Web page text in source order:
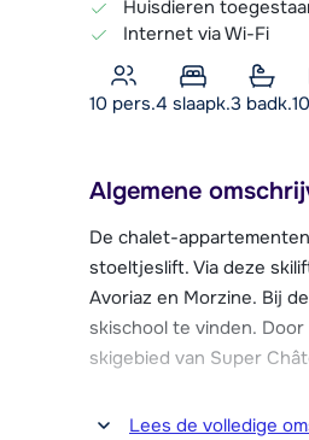
Huisdieren
Internet via Wi-Fi
10 pers.4 slaapk.3 badk.
Algemene
De chalet-
stoeltjeslift. Via deze
Avoriaz en Morzine. Bij
skischool te vinden.
skigebied van Super
Het sfeervolle centrum
Lees de volledige